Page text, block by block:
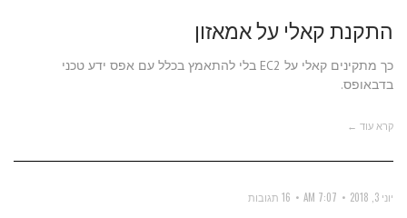
התקנת קאלי על אמאזון
כך מתקינים קאלי על EC2 בלי להתאמץ בכלל עם אפס ידע טכני
בדבאופס.
קרא עוד ←
יוני 3, 2018 7:07 AM 16 תגובות